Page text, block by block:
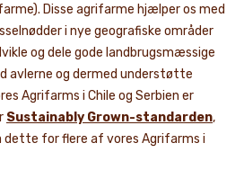
Disse agrifarme hjælper os med
i nye geografiske områder
og dele gode landbrugsmæssige
avlerne og dermed understøtte
Agrifarms i Chile og Serbien er
Sustainably Grown-standarden,
dette for flere af vores Agrifarms i